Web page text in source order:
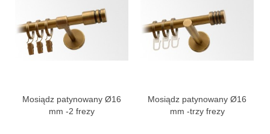
Mosiądz patynowany Ø16
mm -2 frezy
Mosiądz patynowany Ø16
mm -trzy frezy